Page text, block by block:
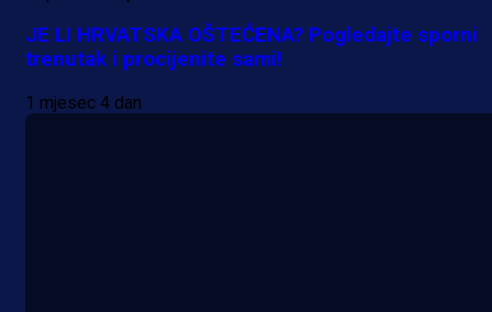
JE LI HRVATSKA OŠTEĆENA? Pogledajte sporni
trenutak i procijenite sami!
1 mjesec 4 dan